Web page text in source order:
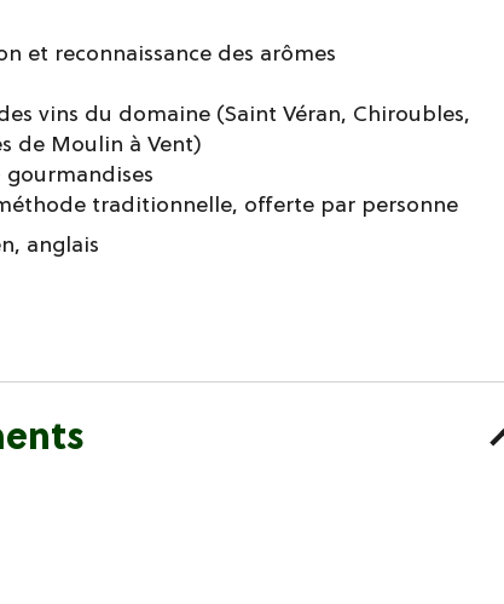
et reconnaissance des arômes
vins du domaine (Saint Véran, Chiroubles,
de Moulin à Vent)
traditionnelle, offerte par personne
anglais